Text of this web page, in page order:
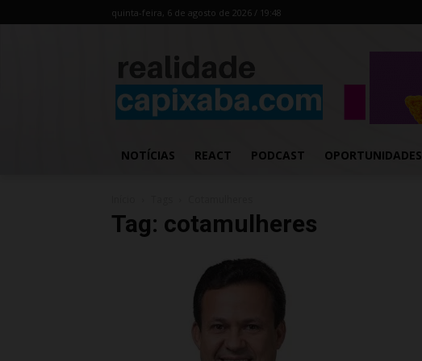
quinta-feira, 6 de agosto de 2026 / 19:48
NOTÍCIAS REACT PODCAST OPORTUNIDADES
Tag: cotamulheres